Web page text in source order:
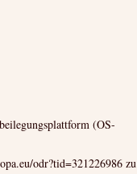
(OS-
odr?tid=321226986 zu